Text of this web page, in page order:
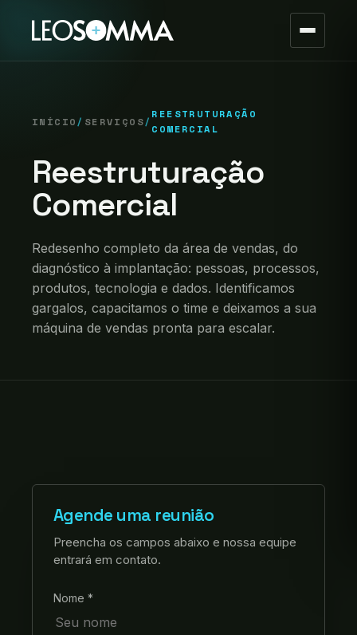
INÍCIO/ SERVIÇOS/
REESTRUTURAÇÃO
COMERCIAL
Reestruturação
Comercial
Redesenho completo da área de vendas, do
diagnóstico à implantação: pessoas, processos,
produtos, tecnologia e dados. Identificamos
gargalos, capacitamos o time e deixamos a sua
máquina de vendas pronta para escalar.
Agende uma reunião
Preencha os campos abaixo e nossa equipe
entrará em contato.
Nome *